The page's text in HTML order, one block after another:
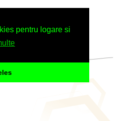
pentru logare si